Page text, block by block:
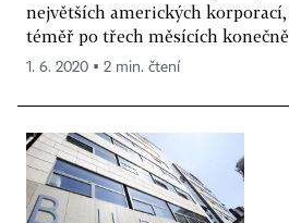
největších amerických
téměř po třech měsících
1. 6. 2020 ▪ 2 min. čtení